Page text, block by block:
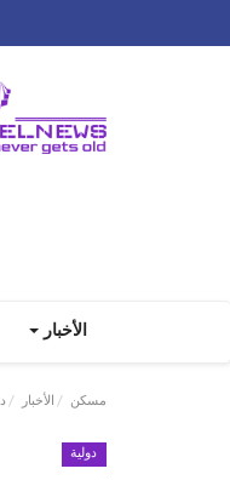
الأخبار
مسكن الأخبار
دولية